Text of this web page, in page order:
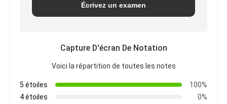
Écrivez un examen
Capture D'écran De Notation
Voici la répartition de toutes les notes
5 étoiles
100%
4 étoiles
0%